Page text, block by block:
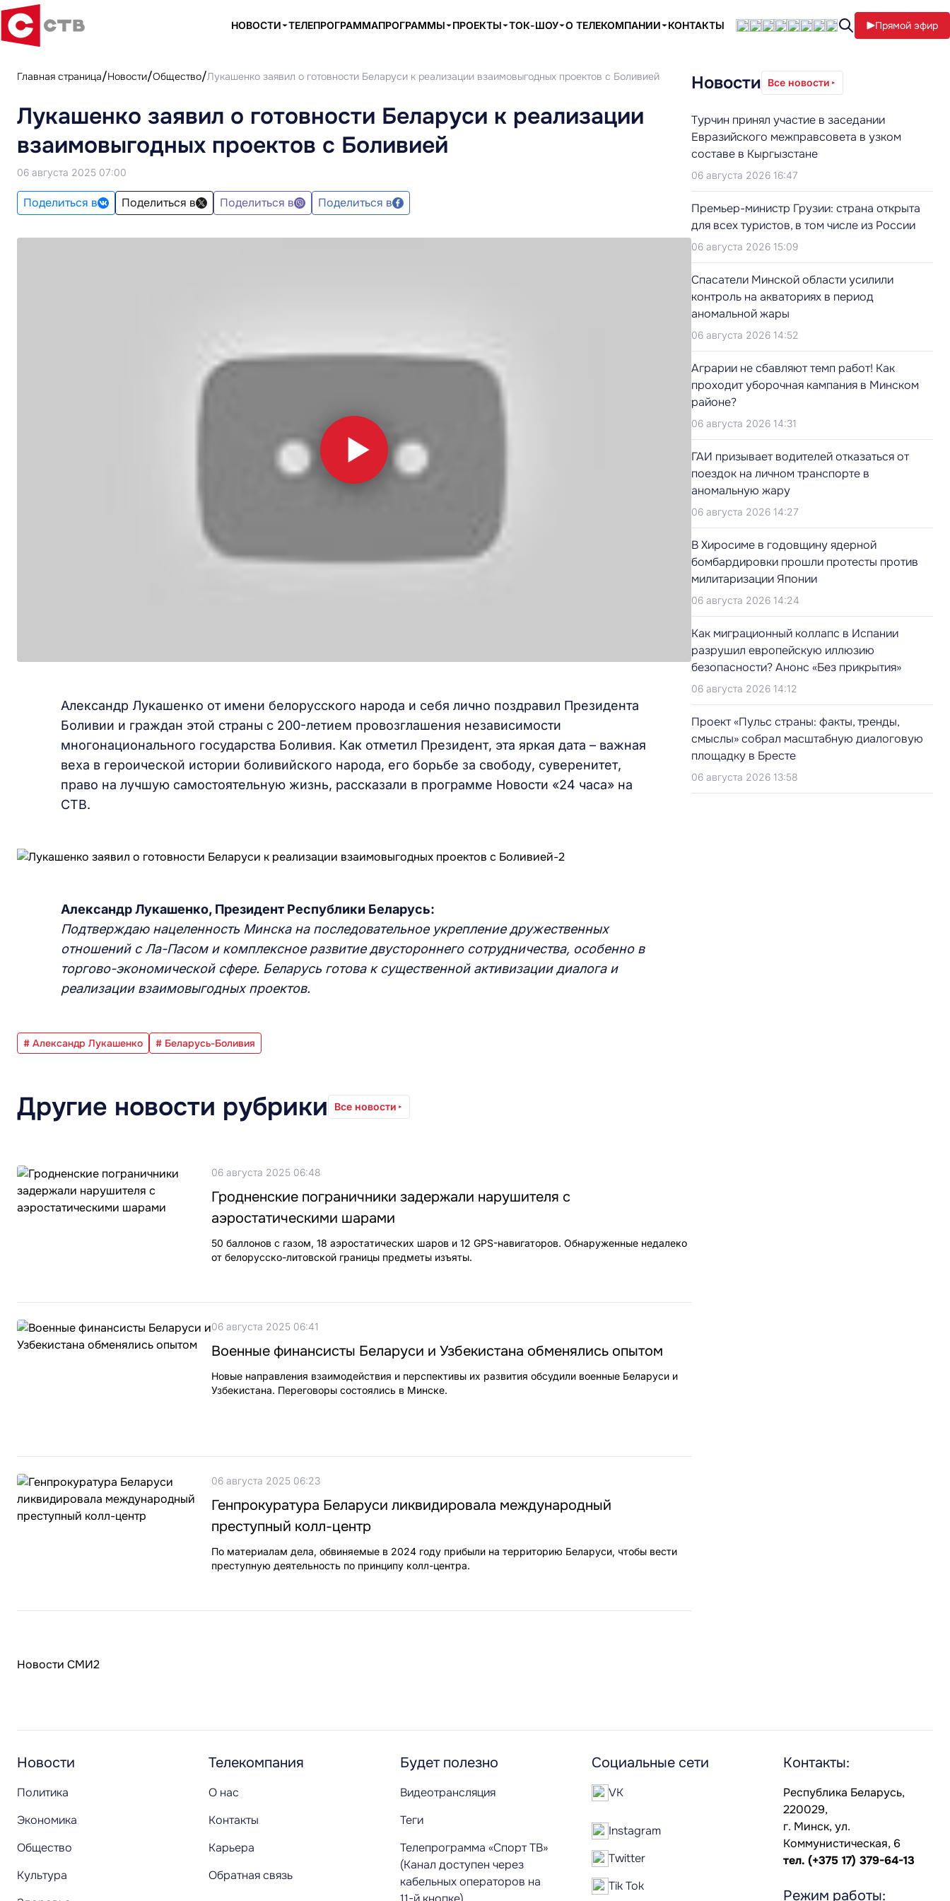
НОВОСТИ ТЕЛЕПРОГРАММАПРОГРАММЫ ПРОЕКТЫ ТОК-ШОУ О ТЕЛЕКОМПАНИИ КОНТАКТЫ Прямой эфир
Главная страница Новости Общество Лукашенко заявил о готовности Беларуси к реализации взаимовыгодных проектов с Боливией
Лукашенко заявил о готовности Беларуси к реализации
взаимовыгодных проектов с Боливией
06 августа 2025 07:00
Поделиться в Поделиться в Поделиться в Поделиться в
Александр Лукашенко от имени белорусского народа и себя лично поздравил Президента
Боливии и граждан этой страны с 200-летием провозглашения независимости
многонационального государства Боливия. Как отметил Президент, эта яркая дата – важная
веха в героической истории боливийского народа, его борьбе за свободу, суверенитет,
право на лучшую самостоятельную жизнь, рассказали в программе Новости «24 часа» на
СТВ.
Александр Лукашенко, Президент Республики Беларусь:
Подтверждаю нацеленность Минска на последовательное укрепление дружественных
отношений с Ла-Пасом и комплексное развитие двустороннего сотрудничества, особенно в
торгово-экономической сфере. Беларусь готова к существенной активизации диалога и
реализации взаимовыгодных проектов.
# Александр Лукашенко # Беларусь-Боливия
Другие новости рубрики Все новости
06 августа 2025 06:48
Гродненские пограничники задержали нарушителя с
аэростатическими шарами
50 баллонов с газом, 18 аэростатических шаров и 12 GPS-навигаторов. Обнаруженные недалеко
от белорусско-литовской границы предметы изъяты.
06 августа 2025 06:41
Военные финансисты Беларуси и Узбекистана обменялись опытом
Новые направления взаимодействия и перспективы их развития обсудили военные Беларуси и
Узбекистана. Переговоры состоялись в Минске.
06 августа 2025 06:23
Генпрокуратура Беларуси ликвидировала международный
преступный колл-центр
По материалам дела, обвиняемые в 2024 году прибыли на территорию Беларуси, чтобы вести
преступную деятельность по принципу колл-центра.
Новости СМИ2
Новости Все новости
Турчин принял участие в заседании
Евразийского межправсовета в узком
составе в Кыргызстане
06 августа 2026 16:47
Премьер-министр Грузии: страна открыта
для всех туристов, в том числе из России
06 августа 2026 15:09
Cпасатели Минской области усилили
контроль на акваториях в период
аномальной жары
06 августа 2026 14:52
Аграрии не сбавляют темп работ! Как
проходит уборочная кампания в Минском
районе?
06 августа 2026 14:31
ГАИ призывает водителей отказаться от
поездок на личном транспорте в
аномальную жару
06 августа 2026 14:27
В Хиросиме в годовщину ядерной
бомбардировки прошли протесты против
милитаризации Японии
06 августа 2026 14:24
Как миграционный коллапс в Испании
разрушил европейскую иллюзию
безопасности? Анонс «Без прикрытия»
06 августа 2026 14:12
Проект «Пульс страны: факты, тренды,
смыслы» собрал масштабную диалоговую
площадку в Бресте
06 августа 2026 13:58
Новости
Политика
Экономика
Общество
Культура
Телекомпания
О нас
Контакты
Карьера
Обратная связь
Будет полезно
Видеотрансляция
Теги
Телепрограмма «Спорт ТВ»
(Канал доступен через
кабельных операторов на
Социальные сети
VK
Instagram
Twitter
Tik Tok
Контакты:
Республика Беларусь,
220029,
г. Минск, ул.
Коммунистическая, 6
тел. (+375 17) 379-64-13
Режим работы: